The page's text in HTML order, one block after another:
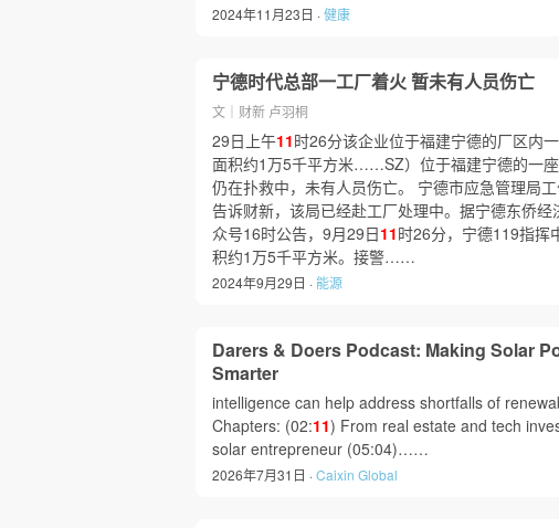
2024年11月23日 ·健康
宁德时代总部一工厂着火 暂未有人员伤亡
文｜财新 卢羽桐
29日上午11时26分该企业位于福建宁德的厂区内
面积约1万5千平方米……SZ）位于福建宁德的一
仍在扑救中，未有人员伤亡。 宁德市应急管理局
告诉财新，该局已经赴工厂处理中。据宁德东侨
众号16时公告，9月29日11时26分，宁德119指挥
积约1万5千平方米。接警……
2024年9月29日 · 能源
Darers & Doers Podcast: Making Solar
Smarter
intelligence can help address shortfalls of
Chapters: (02:11) From real estate and tech
solar entrepreneur (05:04)……
2026年7月31日 ·Caixin Global